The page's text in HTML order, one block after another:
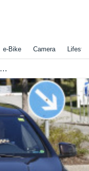
e-Bike Camera
【JNCC 第7戦】天空を駆けるクロスカントリー[写真蔵]